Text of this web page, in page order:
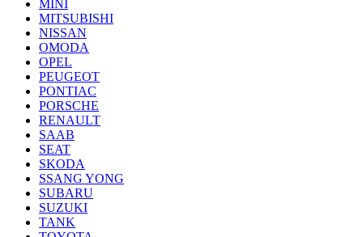
MINI
MITSUBISHI
NISSAN
OMODA
OPEL
PEUGEOT
PONTIAC
PORSCHE
RENAULT
SAAB
SEAT
SKODA
SSANG YONG
SUBARU
SUZUKI
TANK